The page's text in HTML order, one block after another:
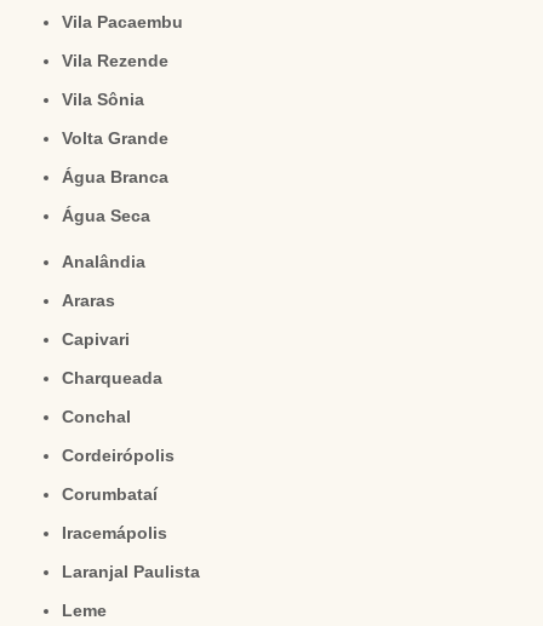
Vila Pacaembu
Vila Rezende
Vila Sônia
Volta Grande
Água Branca
Água Seca
Analândia
Araras
Capivari
Charqueada
Conchal
Cordeirópolis
Corumbataí
Iracemápolis
Laranjal Paulista
Leme